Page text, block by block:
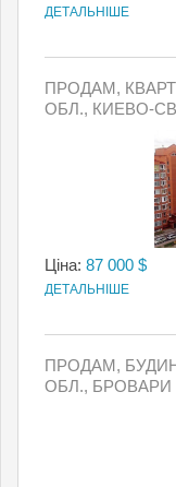
ДЕТАЛЬНІШЕ
ПРОДАМ,
ОБЛ., КИЕВО-
Ціна: 87 000 $
ДЕТАЛЬНІШЕ
ПРОДАМ,
ОБЛ., БРОВАРИ